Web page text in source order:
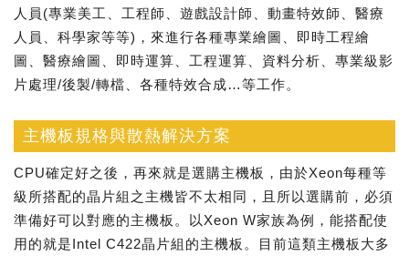
人員(專業美工、工程師、遊戲設計師、動畫特效師、醫療
人員、科學家等等)，來進行各種專業繪圖、即時工程繪
圖、醫療繪圖、即時運算、工程運算、資料分析、專業級影
片處理/後製/轉檔、各種特效合成…等工作。
主機板規格與散熱解決方案
CPU確定好之後，再來就是選購主機板，由於Xeon每種等
級所搭配的晶片組之主機皆不太相同，且所以選購前，必須
準備好可以對應的主機板。以Xeon W家族為例，能搭配使
用的就是Intel C422晶片組的主機板。目前這類主機板大多